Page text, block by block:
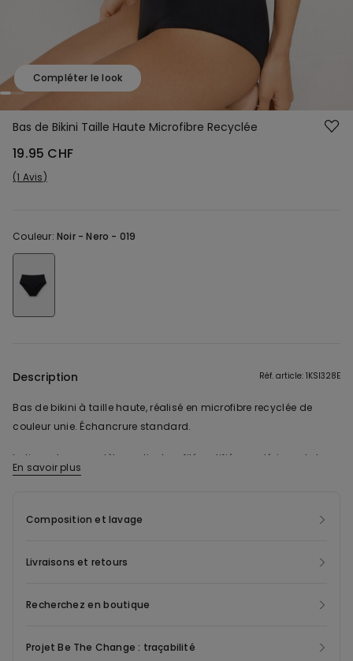
Compléter le look
Bas de Bikini Taille Haute Microfibre Recyclée
19.95 CHF
1 Avis
Couleur:Noir -Nero - 019
Description Réf. article: 1KSI328E
Bas de bikini à taille haute, réalisé en microfibre recyclée de
couleur unie. Échancrure standard.
Le tissu de ce modèle contient un filé certifié recyclé, issu de la
transformation de bouteilles en plastique convenablement
les déchets post-consommation, donnant ainsi une nouvelle vie
En savoir plus
Composition et lavage
Livraisons et retours
Recherchez en boutique
Projet Be The Change : traçabilité